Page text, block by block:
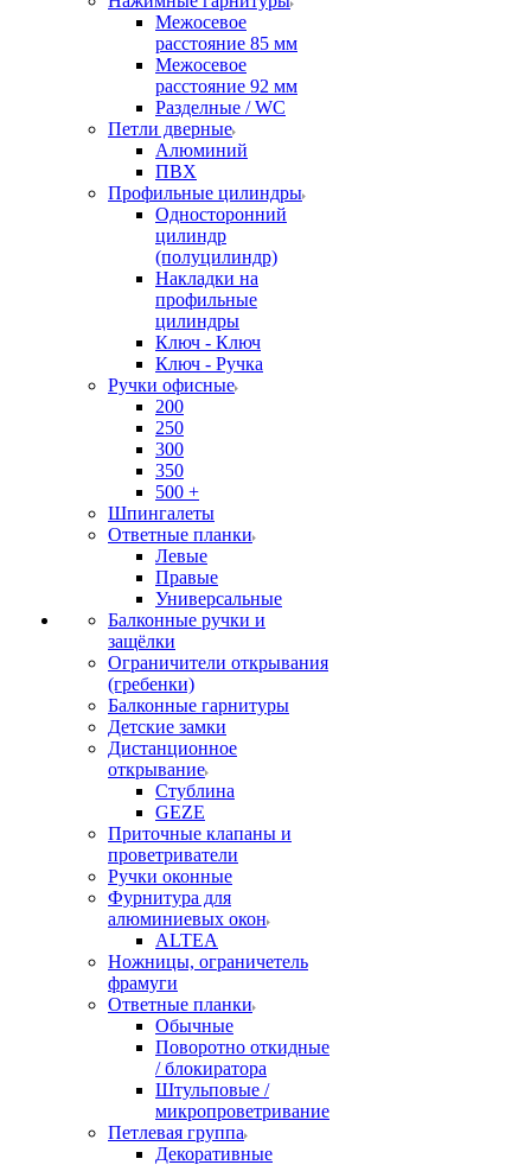
Межосевое
расстояние 85 мм
Межосевое
расстояние 92 мм
Разделные / WC
Петли дверные
Алюминий
ПВХ
Профильные цилиндры
Односторонний
цилиндр
(полуцилиндр)
Накладки на
профильные
цилиндры
Ключ - Ключ
Ключ - Ручка
Ручки офисные
200
250
300
350
500 +
Шпингалеты
Ответные планки
Левые
Правые
Универсальные
Балконные ручки и
защёлки
Ограничители открывания
(гребенки)
Балконные гарнитуры
Детские замки
Дистанционное
открывание
Стублина
GEZE
Приточные клапаны и
проветриватели
Ручки оконные
Фурнитура для
алюминиевых окон
ALTEA
Ножницы, ограничетель
фрамуги
Ответные планки
Обычные
Поворотно откидные
/ блокиратора
Штульповые /
микропроветривание
Петлевая группа
Декоративные